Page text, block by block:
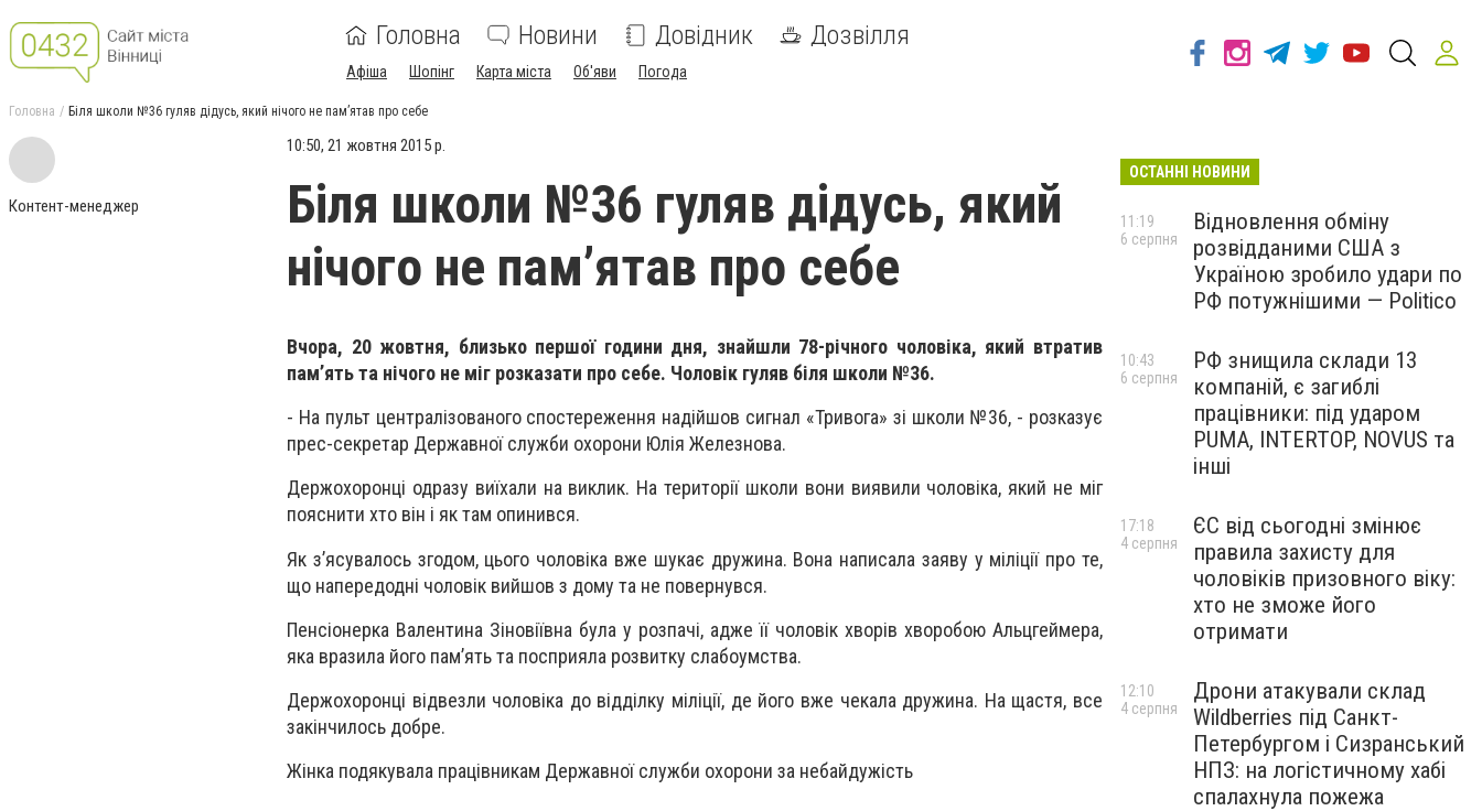
Головна Новини Довідник Дозвілля
Афіша Шопінг Карта міста Об'яви Погода
Головна Біля школи №36 гуляв дідусь, який нічого не пам’ятав про себе
Контент-менеджер
10:50, 21 жовтня 2015 р.
Біля школи №36 гуляв дідусь, який
нічого не пам’ятав про себе
Вчора, 20 жовтня, близько першої години дня, знайшли 78-річного чоловіка, який втратив
пам’ять та нічого не міг розказати про себе. Чоловік гуляв біля школи №36.
- На пульт централізованого спостереження надійшов сигнал «Тривога» зі школи №36, - розказує
прес-секретар Державної служби охорони Юлія Железнова.
Держохоронці одразу виїхали на виклик. На території школи вони виявили чоловіка, який не міг
пояснити хто він і як там опинився.
Як з’ясувалось згодом, цього чоловіка вже шукає дружина. Вона написала заяву у міліції про те,
що напередодні чоловік вийшов з дому та не повернувся.
Пенсіонерка Валентина Зіновіївна була у розпачі, адже її чоловік хворів хворобою Альцгеймера,
яка вразила його пам’ять та посприяла розвитку слабоумства.
Держохоронці відвезли чоловіка до відділку міліції, де його вже чекала дружина. На щастя, все
закінчилось добре.
Жінка подякувала працівникам Державної служби охорони за небайдужість
ОСТАННІ НОВИНИ
Відновлення обміну
розвідданими США з
Україною зробило удари по
РФ потужнішими — Politico
11:19
6 серпня
РФ знищила склади 13
компаній, є загиблі
працівники: під ударом
PUMA, INTERTOP, NOVUS та
інші
10:43
6 серпня
ЄС від сьогодні змінює
правила захисту для
чоловіків призовного віку:
хто не зможе його
отримати
17:18
4 серпня
Дрони атакували склад
Wildberries під Санкт-
Петербургом і Сизранський
НПЗ: на логістичному хабі
спалахнула пожежа
12:10
4 серпня